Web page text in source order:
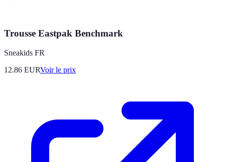
Trousse Eastpak Benchmark
Sneakids FR
12.86 EURVoir le prix